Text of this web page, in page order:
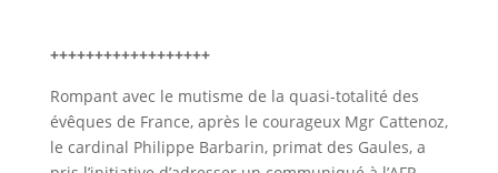
++++++++++++++++++
Rompant avec le mutisme de la quasi-totalité des
évêques de France, après le courageux Mgr Cattenoz,
le cardinal Philippe Barbarin, primat des Gaules, a